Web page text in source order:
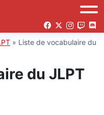
» Liste de vocabulaire du
du JLPT